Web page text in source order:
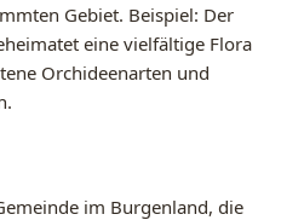
Gebiet. Beispiel: Der
eine vielfältige Flora
Orchideenarten und
im Burgenland, die